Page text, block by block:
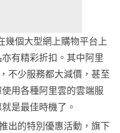
幾個大型網上購物平台上
有精彩折扣。其中阿里
不少服務都大減價，甚至
用各種阿里雲的雲端服
是最佳時機了。
出的特別優惠活動，旗下